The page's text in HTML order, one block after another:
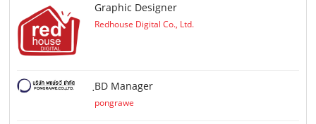
Graphic Designer
Redhouse Digital Co., Ltd.
ฺBD Manager
pongrawe